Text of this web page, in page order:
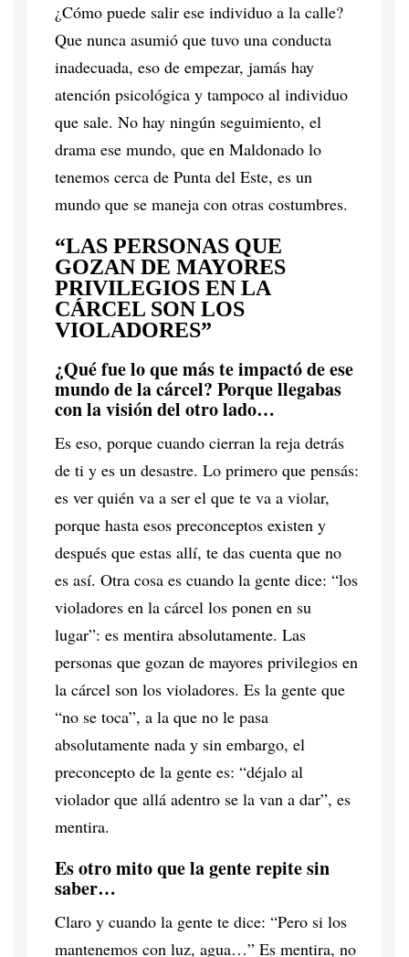
¿Cómo puede salir ese individuo a la calle?
Que nunca asumió que tuvo una conducta
inadecuada, eso de empezar, jamás hay
atención psicológica y tampoco al individuo
que sale. No hay ningún seguimiento, el
drama ese mundo, que en Maldonado lo
tenemos cerca de Punta del Este, es un
mundo que se maneja con otras costumbres.
“LAS PERSONAS QUE
GOZAN DE MAYORES
PRIVILEGIOS EN LA
CÁRCEL SON LOS
VIOLADORES”
¿Qué fue lo que más te impactó de ese
mundo de la cárcel? Porque llegabas
con la visión del otro lado…
Es eso, porque cuando cierran la reja detrás
de ti y es un desastre. Lo primero que pensás:
es ver quién va a ser el que te va a violar,
porque hasta esos preconceptos existen y
después que estas allí, te das cuenta que no
es así. Otra cosa es cuando la gente dice: “los
violadores en la cárcel los ponen en su
lugar”: es mentira absolutamente. Las
personas que gozan de mayores privilegios en
la cárcel son los violadores. Es la gente que
“no se toca”, a la que no le pasa
absolutamente nada y sin embargo, el
preconcepto de la gente es: “déjalo al
violador que allá adentro se la van a dar”, es
mentira.
Es otro mito que la gente repite sin
saber…
Claro y cuando la gente te dice: “Pero si los
mantenemos con luz, agua…” Es mentira, no